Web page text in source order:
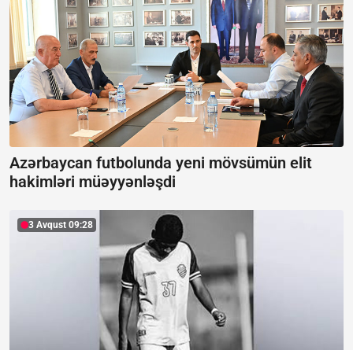
Azərbaycan futbolunda yeni mövsümün elit
hakimləri müəyyənləşdi
3 Avqust 09:28